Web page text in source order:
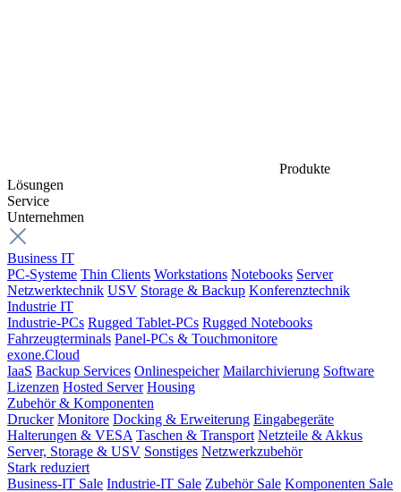
Produkte
Lösungen
Service
Unternehmen
Business IT
PC-Systeme Thin Clients Workstations Notebooks Server
Netzwerktechnik USV Storage & Backup Konferenztechnik
Industrie IT
Industrie-PCs Rugged Tablet-PCs Rugged Notebooks
Fahrzeugterminals Panel-PCs & Touchmonitore
exone.Cloud
IaaS Backup Services Onlinespeicher Mailarchivierung Software
Lizenzen Hosted Server Housing
Zubehör & Komponenten
Drucker Monitore Docking & Erweiterung Eingabegeräte
Halterungen & VESA Taschen & Transport Netzteile & Akkus
Server, Storage & USV Sonstiges Netzwerkzubehör
Stark reduziert
Business-IT Sale Industrie-IT Sale Zubehör Sale Komponenten Sale